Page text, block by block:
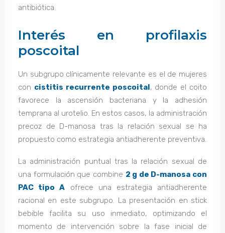
antibiótica.
Interés en profilaxis
poscoital
Un subgrupo clínicamente relevante es el de mujeres
con cistitis recurrente poscoital, donde el coito
favorece la ascensión bacteriana y la adhesión
temprana al urotelio. En estos casos, la administración
precoz de D-manosa tras la relación sexual se ha
propuesto como estrategia antiadherente preventiva.
La administración puntual tras la relación sexual de
una formulación que combine 2 g de D-manosa con
PAC tipo A ofrece una estrategia antiadherente
racional en este subgrupo. La presentación en stick
bebible facilita su uso inmediato, optimizando el
momento de intervención sobre la fase inicial de